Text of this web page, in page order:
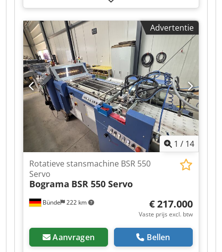
is wereldwijd toonaangevend in de productie
van stansmachines voor etiketten. Dsdpfezmu I
Hex Aavjkr Zeer goede staat. De machine is 100%
functioneel en direct inzetbaar voor productie.
Dit is het model dat momenteel in productie is.
Technische specificaties: Maximaal formaat: 220
x 220 mm Aantal cycli: 18/min Productiviteit:
900.000 vellen/uur Gewicht: 700 kg De machine
is uitgerust met een hydraulische snelwisselunit.
Fotoveiligheidsbarrières. In alle richtingen
verstelbare aanvoertafel. Twee
bedieningswijzen: halfautomatisch en
handmatig. Afvoerstrook aanwezig.
Advertentie
1 / 14
Bünde 222 km
Rotatieve stansmachine BSR 550
Servo
Bograma BSR 550 Servo
€ 217.000
Vaste prijs excl. btw
Aanvragen Bellen